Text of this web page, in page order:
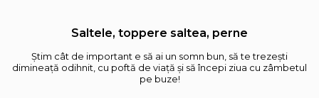
Saltele, toppere saltea, perne
Știm cât de important e să ai un somn bun, să te trezești
dimineață odihnit, cu poftă de viață și să începi ziua cu zâmbetul
pe buze!